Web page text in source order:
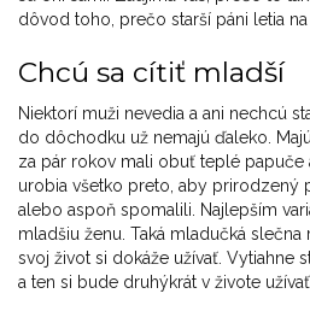
dôvod toho, prečo starší páni letia
Chcú sa cítiť mladší
Niektorí muži nevedia a ani nechcú
do dôchodku už nemajú ďaleko.
za pár rokov mali obuť teplé papuče
urobia všetko preto, aby prirodzený
alebo aspoň spomalili. Najlepším
mladšiu ženu. Taká mladučká
svoj život si dokáže užívať. Vytiahne
a ten si bude druhýkrát v živote